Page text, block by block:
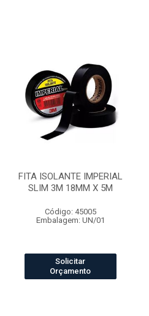
FITA ISOLANTE IMPERIAL
SLIM 3M 18MM X 5M
Código: 45005
Embalagem: UN/01
Solicitar
Orçamento